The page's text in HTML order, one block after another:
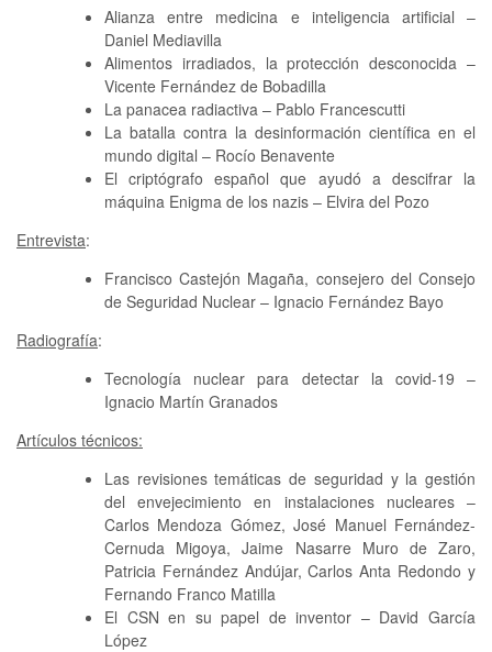
Alianza entre medicina e inteligencia artificial –
Daniel Mediavilla
Alimentos irradiados, la protección desconocida –
Vicente Fernández de Bobadilla
La panacea radiactiva – Pablo Francescutti
La batalla contra la desinformación científica en el
mundo digital – Rocío Benavente
El criptógrafo español que ayudó a descifrar la
máquina Enigma de los nazis – Elvira del Pozo
Entrevista:
Francisco Castejón Magaña, consejero del Consejo
de Seguridad Nuclear – Ignacio Fernández Bayo
Radiografía:
Tecnología nuclear para detectar la covid-19 –
Ignacio Martín Granados
Artículos técnicos:
Las revisiones temáticas de seguridad y la gestión
del envejecimiento en instalaciones nucleares –
Carlos Mendoza Gómez, José Manuel Fernández-
Cernuda Migoya, Jaime Nasarre Muro de Zaro,
Patricia Fernández Andújar, Carlos Anta Redondo y
Fernando Franco Matilla
El CSN en su papel de inventor – David García
López